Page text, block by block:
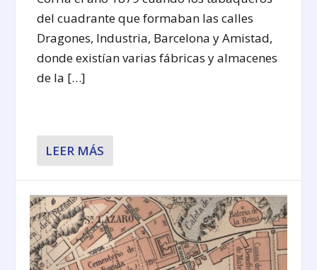
del cuadrante que formaban las calles
Dragones, Industria, Barcelona y Amistad,
donde existían varias fábricas y almacenes
de la […]
LEER MÁS